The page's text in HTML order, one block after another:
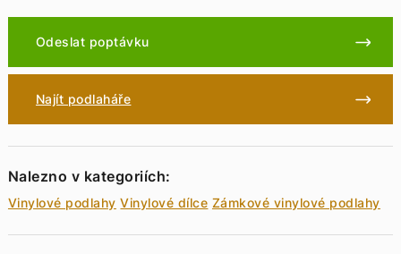
Odeslat poptávku
Najít podlaháře
Nalezno v kategoriích:
Vinylové podlahy Vinylové dílce Zámkové vinylové podlahy